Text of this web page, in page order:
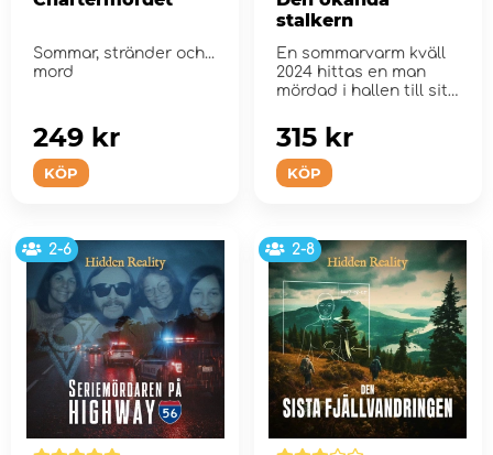
Sommar, stränder och...
mord
KÖP
249 kr
stalkern
En sommarvarm kväll
2024 hittas en man
mördad i hallen till sitt
KÖP
315 kr
2-6 2-8